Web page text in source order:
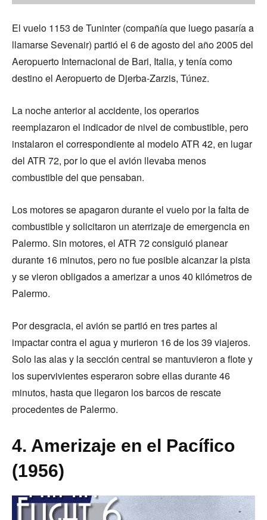
El vuelo 1153 de Tuninter (compañía que luego pasaría a
llamarse Sevenair) partió el 6 de agosto del año 2005 del
Aeropuerto Internacional de Bari, Italia, y tenía como
destino el Aeropuerto de Djerba-Zarzis, Túnez.
La noche anterior al accidente, los operarios
reemplazaron el indicador de nivel de combustible, pero
instalaron el correspondiente al modelo ATR 42, en lugar
del ATR 72, por lo que el avión llevaba menos
combustible del que pensaban.
Los motores se apagaron durante el vuelo por la falta de
combustible y solicitaron un aterrizaje de emergencia en
Palermo. Sin motores, el ATR 72 consiguió planear
durante 16 minutos, pero no fue posible alcanzar la pista
y se vieron obligados a amerizar a unos 40 kilómetros de
Palermo.
Por desgracia, el avión se partió en tres partes al
impactar contra el agua y murieron 16 de los 39 viajeros.
Solo las alas y la sección central se mantuvieron a flote y
los supervivientes esperaron sobre ellas durante 46
minutos, hasta que llegaron los barcos de rescate
procedentes de Palermo.
4. Amerizaje en el Pacífico
(1956)